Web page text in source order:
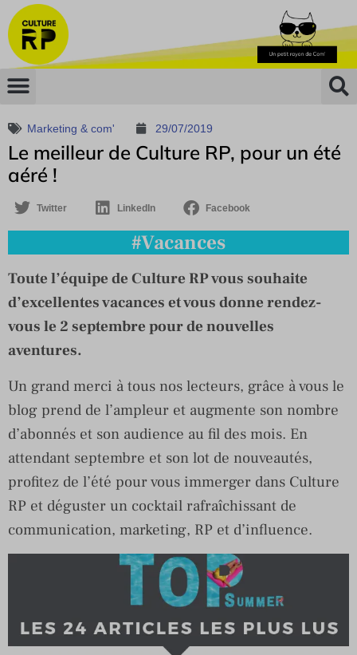
Marketing & com' 29/07/2019
Le meilleur de Culture RP, pour un été
aéré !
Twitter LinkedIn Facebook
#Vacances
Toute l’équipe de Culture RP vous souhaite
d’excellentes vacances et vous donne rendez-
vous le 2 septembre pour de nouvelles
aventures.
Un grand merci à tous nos lecteurs, grâce à vous le
blog prend de l’ampleur et augmente son nombre
d’abonnés et son audience au fil des mois. En
attendant septembre et son lot de nouveautés,
profitez de l’été pour vous immerger dans Culture
RP et déguster un cocktail rafraîchissant de
communication, marketing, RP et d’influence.